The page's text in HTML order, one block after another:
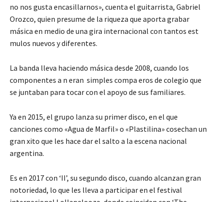
no nos gusta encasillarnos», cuenta el guitarrista, Gabriel
Orozco, quien presume de la riqueza que aporta grabar
másica en medio de una gira internacional con tantos est
mulos nuevos y diferentes.
La banda lleva haciendo másica desde 2008, cuando los
componentes a n eran simples compa eros de colegio que
se juntaban para tocar con el apoyo de sus familiares.
Ya en 2015, el grupo lanza su primer disco, en el que
canciones como «Agua de Marfil» o «Plastilina» cosechan un
gran xito que les hace dar el salto a la escena nacional
argentina.
Es en 2017 con ‘II’, su segundo disco, cuando alcanzan gran
notoriedad, lo que les lleva a participar en el festival